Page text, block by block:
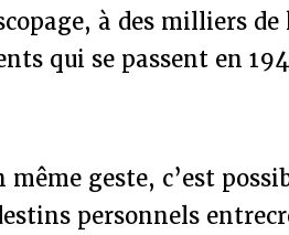
à des milliers
qui se passent en
geste, c’est
personnels